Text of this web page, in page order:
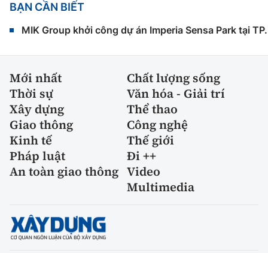
BẠN CẦN BIẾT
MIK Group khởi công dự án Imperia Sensa Park tại
Mới nhất
Chất lượng sống
Thời sự
Văn hóa - Giải trí
Xây dựng
Thể thao
Giao thông
Công nghệ
Kinh tế
Thế giới
Pháp luật
Đi ++
An toàn giao thông Video
Multimedia